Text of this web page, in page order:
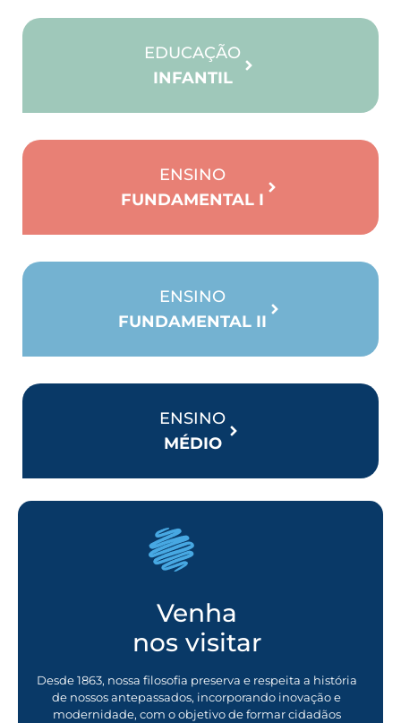
EDUCAÇÃO
INFANTIL
ENSINO
FUNDAMENTAL I
ENSINO
FUNDAMENTAL II
ENSINO
MÉDIO
Venha
nos visitar
Desde 1863, nossa filosofia preserva e respeita a história
de nossos antepassados, incorporando inovação e
modernidade, com o objetivo de formar cidadãos